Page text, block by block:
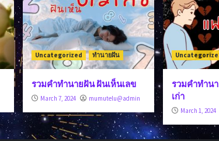
Uncategorized ทำนายฝัน
รวมคำทำนายฝัน ฝันเห็นเลข
March 7, 2024 mumutelu@admin
รวมคำทำน
เก่า
March 1, 2024